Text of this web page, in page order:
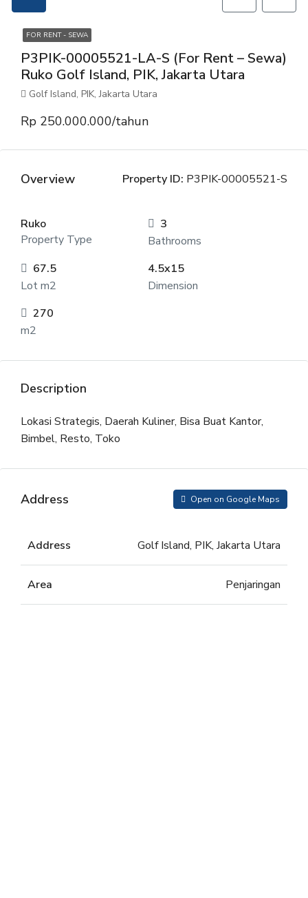
FOR RENT - SEWA
P3PIK-00005521-LA-S (For Rent – Sewa)
Ruko Golf Island, PIK, Jakarta Utara
Golf Island, PIK, Jakarta Utara
Rp 250.000.000/tahun
Overview Property ID: P3PIK-00005521-S
Ruko
Property Type
3
Bathrooms
67.5
Lot m2
4.5x15
Dimension
270
m2
Description
Lokasi Strategis, Daerah Kuliner, Bisa Buat Kantor,
Bimbel, Resto, Toko
Address Open on Google Maps
Address Golf Island, PIK, Jakarta Utara
Area Penjaringan